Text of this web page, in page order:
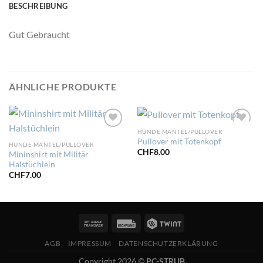
BESCHREIBUNG
Gut Gebraucht
ÄHNLICHE PRODUKTE
Wunschliste
hinzufügen
HUNDE MANTEL/PULLOVER
Mininshirt mit Militär
Halstüchlein
CHF7.00
Wunschliste
HUNDE MANTEL/PULLOVER
Pullover mit Totenkopf
CHF8.00
AGB IMPRESSUM DATENSCHUTZERKLÄRUNG